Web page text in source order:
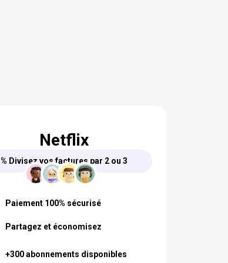
Netflix
% Divisez vos factures par 2 ou 3
Paiement 100% sécurisé
Partagez et économisez
+300 abonnements disponibles